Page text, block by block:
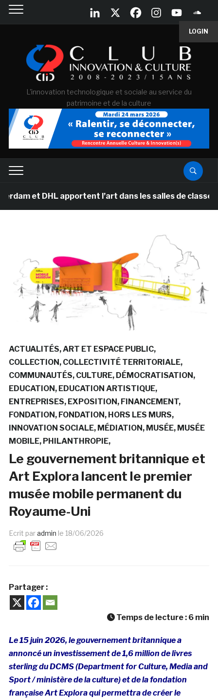
LOGIN
L'innovation technologique et sociale au service du
patrimoine et de la culture
DHL apportent l’art dans les salles de classe des
ACTUALITÉS ART ET ESPACE PUBLIC
COLLECTION COLLECTIVITÉ TERRITORIALE
COMMUNAUTÉS CULTURE DÉMOCRATISATION
EDUCATION EDUCATION ARTISTIQUE
ENTREPRISES EXPOSITION FINANCEMENT
FONDATION FONDATION HORS LES MURS
INNOVATION SOCIALE MÉDIATION MUSÉE MUSÉE
MOBILE PHILANTHROPIE
Le gouvernement britannique et
Art Explora lancent le premier
musée mobile permanent du
Royaume-Uni
Ecrit paradmin le 18/06/2026
Partager :
Temps de lecture : 6 min
Le 15 juin 2026, le gouvernement britannique a
annoncé un investissement de 1,6 million de livres
sterling du DCMS (Department for Culture, Media and
Sport / ministère de la culture) et de la fondation
française Art Explora qui permettra de créer le